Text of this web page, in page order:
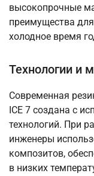
высокопрочные
преимущества
холодное время
Технологии и
Современная
ICE 7 создана с
технологий. При
инженеры
композитов,
в низких